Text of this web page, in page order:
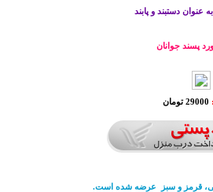
عنوان دستبند و پابند
پسند جوانان
29000 تومان
قرمز و سبز عرضه شده است.